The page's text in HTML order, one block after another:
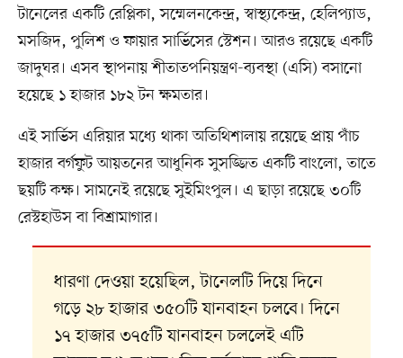
টানেলের একটি রেপ্লিকা, সম্মেলনকেন্দ্র, স্বাস্থ্যকেন্দ্র, হেলিপ্যাড,
মসজিদ, পুলিশ ও ফায়ার সার্ভিসের স্টেশন। আরও রয়েছে একটি
জাদুঘর। এসব স্থাপনায় শীতাতপনিয়ন্ত্রণ-ব্যবস্থা (এসি) বসানো
হয়েছে ১ হাজার ১৮২ টন ক্ষমতার।
এই সার্ভিস এরিয়ার মধ্যে থাকা অতিথিশালায় রয়েছে প্রায় পাঁচ
হাজার বর্গফুট আয়তনের আধুনিক সুসজ্জিত একটি বাংলো, তাতে
ছয়টি কক্ষ। সামনেই রয়েছে সুইমিংপুল। এ ছাড়া রয়েছে ৩০টি
রেস্টহাউস বা বিশ্রামাগার।
ধারণা দেওয়া হয়েছিল, টানেলটি দিয়ে দিনে
গড়ে ২৮ হাজার ৩৫০টি যানবাহন চলবে। দিনে
১৭ হাজার ৩৭৫টি যানবাহন চললেই এটি